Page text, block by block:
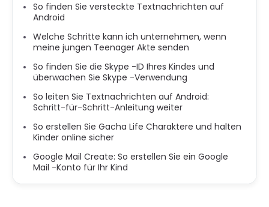
So finden Sie versteckte Textnachrichten auf
Android
Welche Schritte kann ich unternehmen, wenn
meine jungen Teenager Akte senden
So finden Sie die Skype -ID Ihres Kindes und
überwachen Sie Skype -Verwendung
So leiten Sie Textnachrichten auf Android:
Schritt-für-Schritt-Anleitung weiter
So erstellen Sie Gacha Life Charaktere und halten
Kinder online sicher
Google Mail Create: So erstellen Sie ein Google
Mail -Konto für Ihr Kind